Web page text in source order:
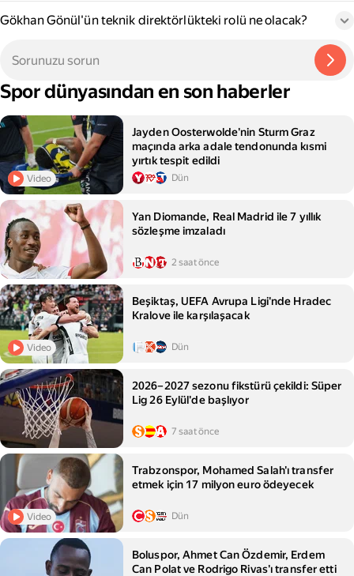
Gökhan Gönül'ün teknik direktörlükteki rolü ne olacak?
Spor dünyasından en son haberler
Video
Jayden Oosterwolde'nin Sturm Graz
maçında arka adale tendonunda kısmi
yırtık tespit edildi
Dün
Yan Diomande, Real Madrid ile 7 yıllık
sözleşme imzaladı
2 saat önce
Video
Beşiktaş, UEFA Avrupa Ligi'nde Hradec
Kralove ile karşılaşacak
Dün
2026–2027 sezonu fikstürü çekildi: Süper
Lig 26 Eylül'de başlıyor
7 saat önce
Video
Trabzonspor, Mohamed Salah'ı transfer
etmek için 17 milyon euro ödeyecek
Dün
Boluspor, Ahmet Can Özdemir, Erdem
Can Polat ve Rodrigo Rivas'ı transfer etti